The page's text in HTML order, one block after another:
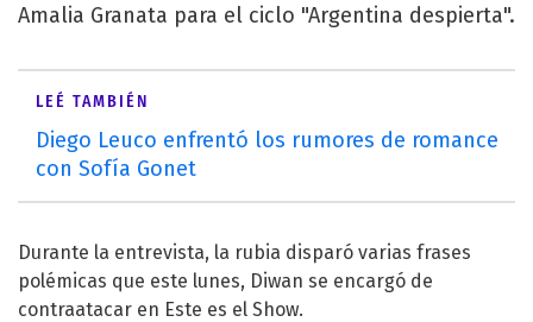
Amalia Granata para el ciclo "Argentina despierta".
LEÉ TAMBIÉN
Diego Leuco enfrentó los rumores de romance
con Sofía Gonet
Durante la entrevista, la rubia disparó varias frases
polémicas que este lunes, Diwan se encargó de
contraatacar en Este es el Show.